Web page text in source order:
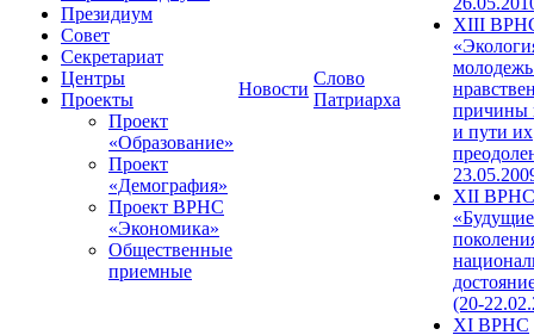
Президиум
Совет
Секретариат
Центры
Проекты
Проект
«Образование»
Проект
«Демография»
Проект ВРНС
«Экономика»
Общественные
приемные
Новости
Слово
Патриарха
XIII
причины
и пути их
XII ВРНС
«Будущие
(20-
XI ВРНС